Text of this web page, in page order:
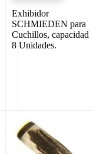
Exhibidor
SCHMIEDEN para
Cuchillos, capacidad
8 Unidades.